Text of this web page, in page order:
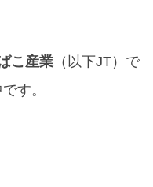
こ産業 （以下JT）で
す。